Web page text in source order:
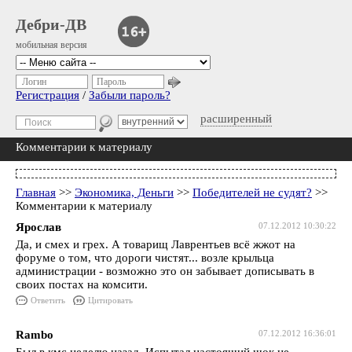
Дебри-ДВ
мобильная версия
расширенный
Логин Пароль
Регистрация / Забыли пароль?
Комментарии к материалу
Главная >> Экономика, Деньги >> Победителей не судят? >>
Комментарии к материалу
07.12.2012 10:30:22
Ярослав
Да, и смех и грех. А товарищ Лаврентьев всё жжот на
форуме о том, что дороги чистят... возле крыльца
администрации - возможно это он забывает дописывать в
своих постах на комсити.
Ответить Цитировать
07.12.2012 16:36:01
Rambo